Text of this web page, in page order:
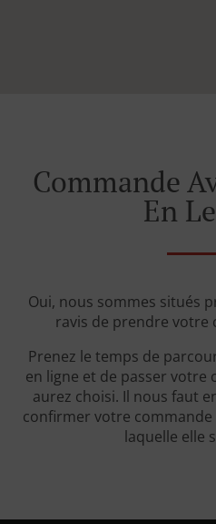
Commande
En
Oui, nous sommes situés
ravis de prendre votre
Prenez le temps de
en ligne et de passer votre
aurez choisi. Il nous faut
confirmer votre
laquelle elle